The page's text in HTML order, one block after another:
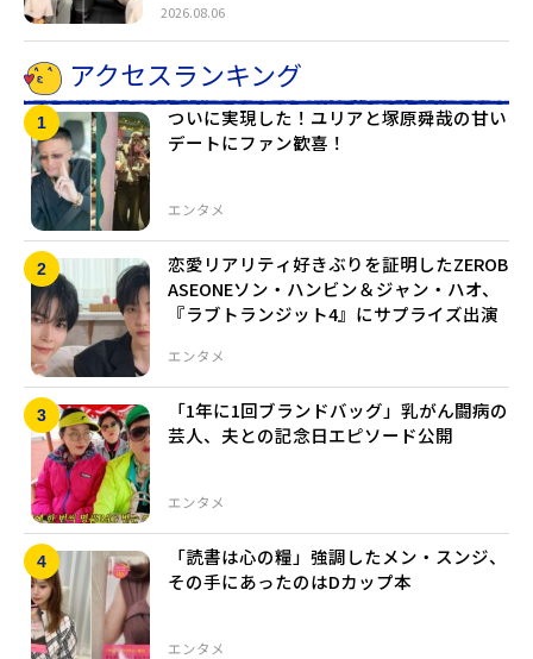
2026.08.06
アクセスランキング
エンタメ
ついに実現した！ユリアと塚原舜哉の甘い
デートにファン歓喜！
エンタメ
恋愛リアリティ好きぶりを証明したZEROB
ASEONEソン・ハンビン＆ジャン・ハオ、
『ラブトランジット4』にサプライズ出演
エンタメ
「1年に1回ブランドバッグ」乳がん闘病の
芸人、夫との記念日エピソード公開
エンタメ
「読書は心の糧」強調したメン・スンジ、
その手にあったのはDカップ本